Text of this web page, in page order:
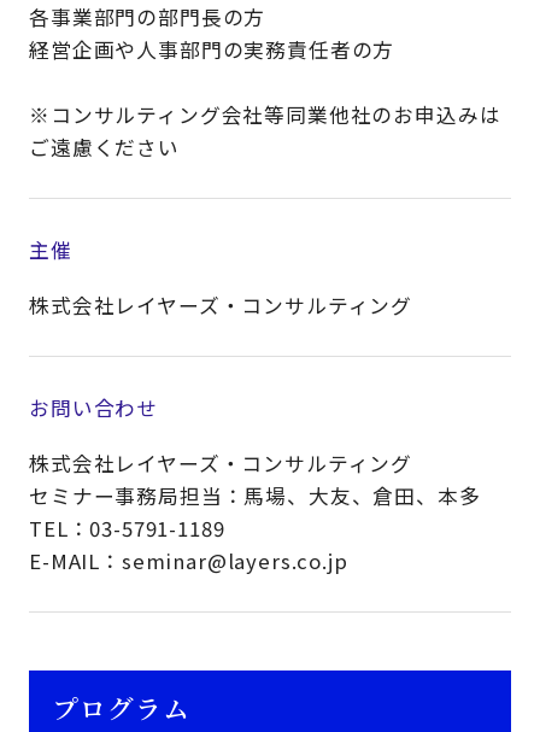
各事業部門の部門長の方
経営企画や人事部門の実務責任者の方
※コンサルティング会社等同業他社のお申込みは
ご遠慮ください​​
主催
株式会社レイヤーズ・コンサルティング
お問い合わせ
株式会社レイヤーズ・コンサルティング
セミナー事務局担当：馬場、大友、倉田、本多
TEL：03-5791-1189
E-MAIL：seminar@layers.co.jp
プログラム